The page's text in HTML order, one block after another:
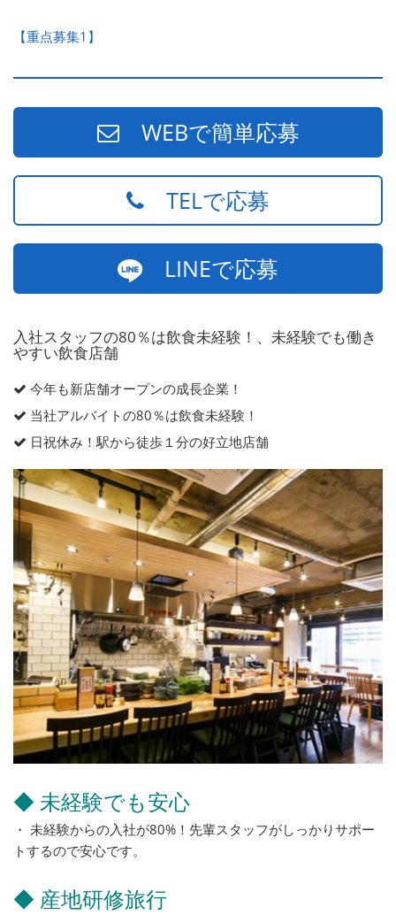
【重点募集1】
WEBで簡単応募
TELで応募
LINEで応募
入社スタッフの80％は飲食未経験！、未経験でも働き
やすい飲食店舗
今年も新店舗オープンの成長企業！
当社アルバイトの80％は飲食未経験！
日祝休み！駅から徒歩１分の好立地店舗
◆ 未経験でも安心
・ 未経験からの入社が80%！先輩スタッフがしっかりサポー
トするので安心です。
◆ 産地研修旅行